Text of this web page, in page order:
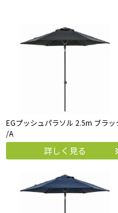
EGプッシュパラソル 2.5m ブラッ
/A
詳しく見る